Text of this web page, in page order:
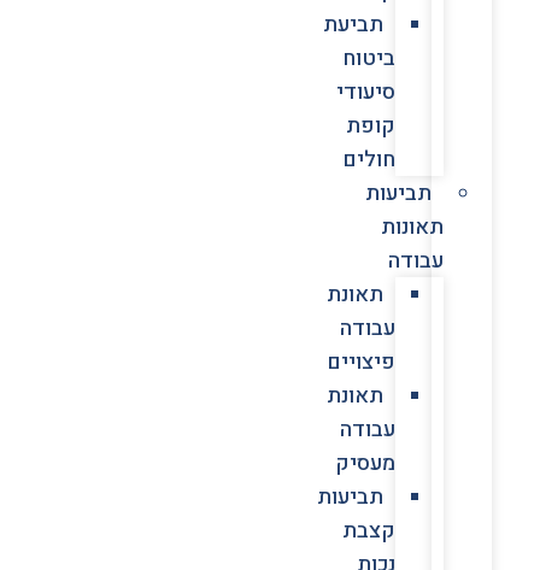
תביעת
ביטוח
סיעודי
קופת
חולים
תביעות
תאונות
עבודה
תאונת
עבודה
פיצויים
תאונת
עבודה
מעסיק
תביעות
קצבת
נכות